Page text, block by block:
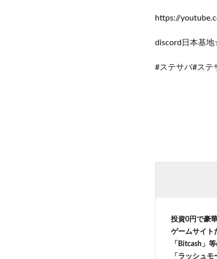
https://
discord日本基
#ステサバ#ステ
投資0円で豪
ゲームサイト
「Bitcash」
「ラッシュ